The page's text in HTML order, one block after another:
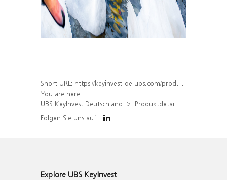
Short URL: https://keyinvest-de.ubs.com/produkt/detail/index/isin/DE000WA6CCC6
You are here:
UBS KeyInvest Deutschland
Produktdetail
Folgen Sie uns auf
Explore UBS KeyInvest